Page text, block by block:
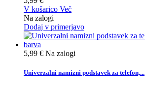
V košarico Več
Na zalogi
Dodaj v primerjavo
5,99 € Na zalogi
Univerzalni namizni podstavek za telefon,...